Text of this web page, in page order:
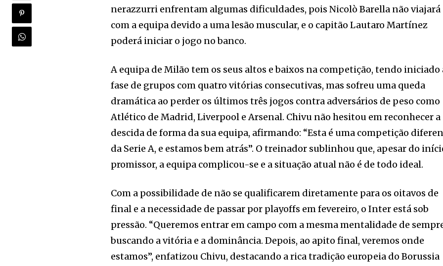
nerazzurri enfrentam algumas dificuldades, pois Nicolò Barella não viajará
com a equipa devido a uma lesão muscular, e o capitão Lautaro Martínez
poderá iniciar o jogo no banco.
A equipa de Milão tem os seus altos e baixos na competição, tendo iniciado
fase de grupos com quatro vitórias consecutivas, mas sofreu uma queda
dramática ao perder os últimos três jogos contra adversários de peso como
Atlético de Madrid, Liverpool e Arsenal. Chivu não hesitou em reconhecer a
descida de forma da sua equipa, afirmando: “Esta é uma competição
da Serie A, e estamos bem atrás”. O treinador sublinhou que, apesar do
promissor, a equipa complicou-se e a situação atual não é de todo ideal.
Com a possibilidade de não se qualificarem diretamente para os oitavos de
final e a necessidade de passar por playoffs em fevereiro, o Inter está sob
pressão. “Queremos entrar em campo com a mesma mentalidade de
buscando a vitória e a dominância. Depois, ao apito final, veremos onde
estamos”, enfatizou Chivu, destacando a rica tradição europeia do Borussia